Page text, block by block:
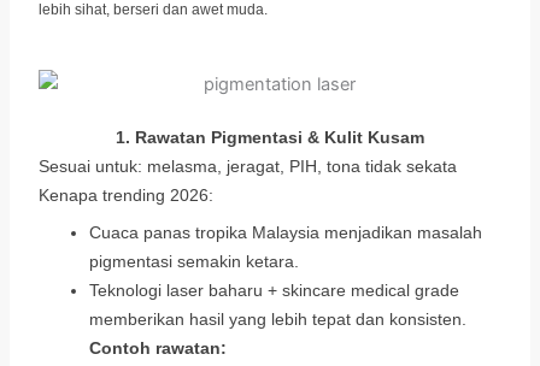
lebih sihat, berseri dan awet muda.
1. Rawatan Pigmentasi & Kulit Kusam
Sesuai untuk: melasma, jeragat, PIH, tona tidak sekata
Kenapa trending 2026:
Cuaca panas tropika Malaysia menjadikan masalah
pigmentasi semakin ketara.
Teknologi laser baharu + skincare medical grade
memberikan hasil yang lebih tepat dan konsisten.
Contoh rawatan: